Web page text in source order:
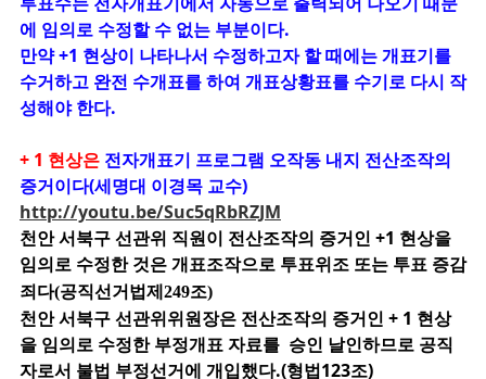
에 임의로 수정할 수 없는 부분이다.
만약 +1 현상이 나타나서 수정하고자 할 때에는 개표기를
수거하고 완전 수개표를 하여 개표상황표를 수기로 다시 작
성해야 한다.
+ 1 현상은 전자개표기 프로그램 오작동 내지 전산조작의
증거이다(세명대 이경목 교수)
http://youtu.be/Suc5qRbRZJM
천안 서북구 선관위 직원이 전산조작의 증거인 +1 현상을
임의로 수정한 것은 개표조작으로 투표위조 또는 투표 증감
죄다(공직선거법제249조)
천안 서북구 선관위위원장은 전산조작의 증거인 + 1 현상
을 임의로 수정한 부정개표 자료를 승인 날인하므로 공직
자로서 불법 부정선거에 개입했다.(형법123조)